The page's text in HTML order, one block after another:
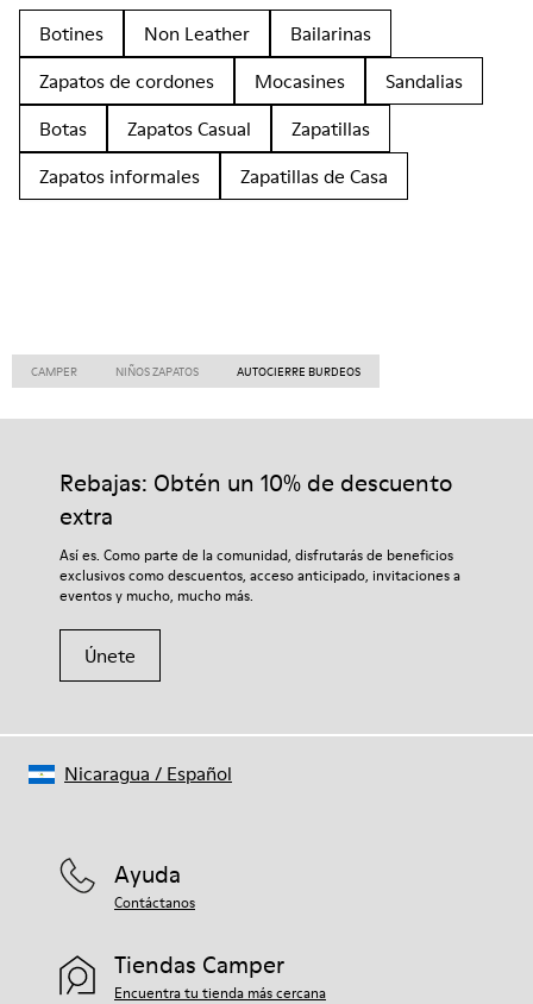
Botines Non Leather
Bailarinas
Zapatos de cordones
Mocasines
Sandalias
Botas
Zapatos Casual
Zapatillas
Zapatos informales
Zapatillas de Casa
CAMPER NIÑOS ZAPATOS AUTOCIERRE BURDEOS
Rebajas: Obtén un 10% de descuento
extra
Así es. Como parte de la comunidad, disfrutarás de beneficios
exclusivos como descuentos, acceso anticipado, invitaciones a
eventos y mucho, mucho más.
Únete
Ayuda
Contáctanos
Tiendas Camper
Encuentra tu tienda más cercana
Nicaragua / Español